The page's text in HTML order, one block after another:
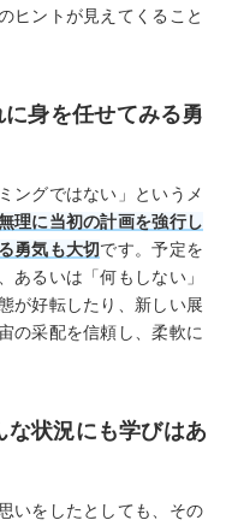
ヒントが見えてくること
身を任せてみる勇
ングではない」というメ
理に当初の計画を強行し
勇気も大切です。予定を
あるいは「何もしない」
が好転したり、新しい展
の采配を信頼し、柔軟に
な状況にも学びはあ
いをしたとしても、その